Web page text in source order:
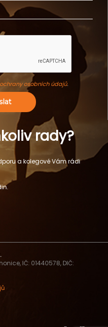
osobních údajů.
rady?
a kolegové Vám rádi
IČ: 01440578, DIČ: